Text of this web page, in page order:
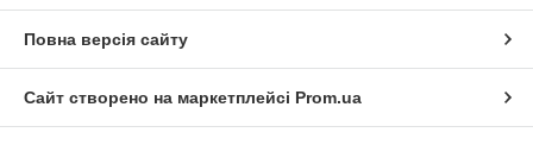
Повна версія сайту
Сайт створено на маркетплейсі Prom.ua